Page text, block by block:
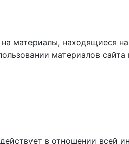
материалы, находящиеся
материалов сайта
в отношении всей